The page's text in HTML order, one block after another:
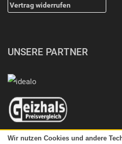
Vertrag widerrufen
UNSERE PARTNER
Wir nutzen Cookies und andere